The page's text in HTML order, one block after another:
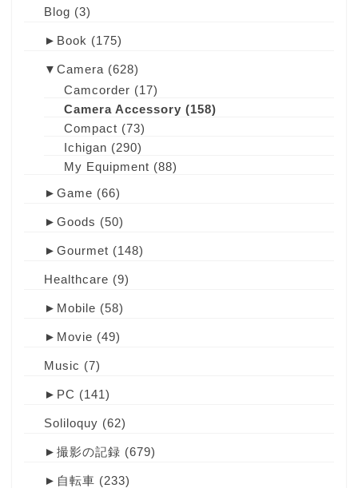
Blog (3)
► Book (175)
▼ Camera (628)
Camcorder (17)
Camera Accessory (158)
Compact (73)
Ichigan (290)
My Equipment (88)
► Game (66)
► Goods (50)
► Gourmet (148)
Healthcare (9)
► Mobile (58)
► Movie (49)
Music (7)
► PC (141)
Soliloquy (62)
► 撮影の記録 (679)
► 自転車 (233)